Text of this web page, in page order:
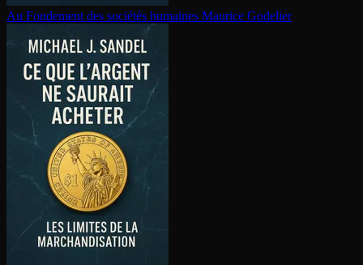
Au Fondement des sociétés humaines Maurice Godelier